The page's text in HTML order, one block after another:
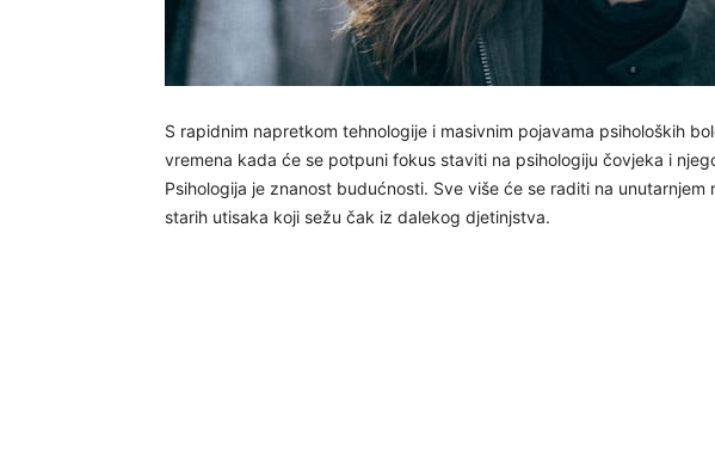
S rapidnim napretkom tehnologije i masivnim pojavama psiholoških
vremena kada će se potpuni fokus staviti na psihologiju čovjeka i
Psihologija je znanost budućnosti. Sve više će se raditi na unutarnjem
starih utisaka koji sežu čak iz dalekog djetinjstva.